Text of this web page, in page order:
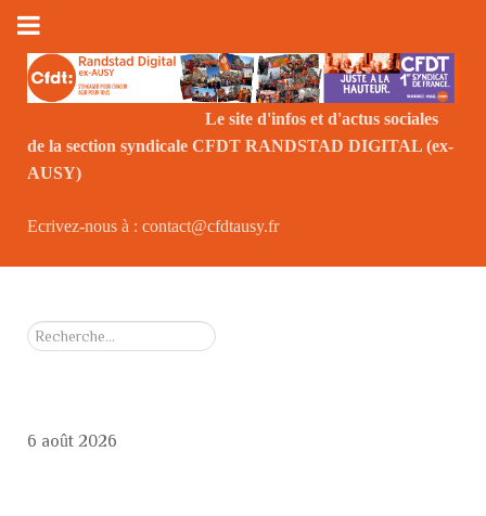
Le site d'infos et d'actus sociales
de la section syndicale CFDT RANDSTAD DIGITAL (ex-
AUSY)
Le
Ecrivez-nous à : contact@cfdtausy.fr
Rechercher
6 août 2026